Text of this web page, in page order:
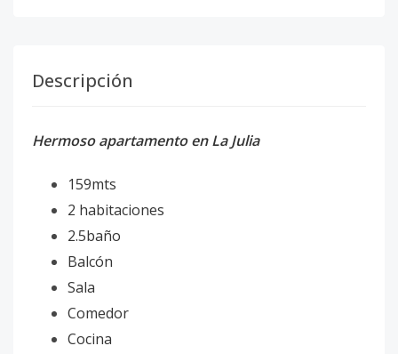
Descripción
Hermoso apartamento en La Julia
159mts
2 habitaciones
2.5baño
Balcón
Sala
Comedor
Cocina